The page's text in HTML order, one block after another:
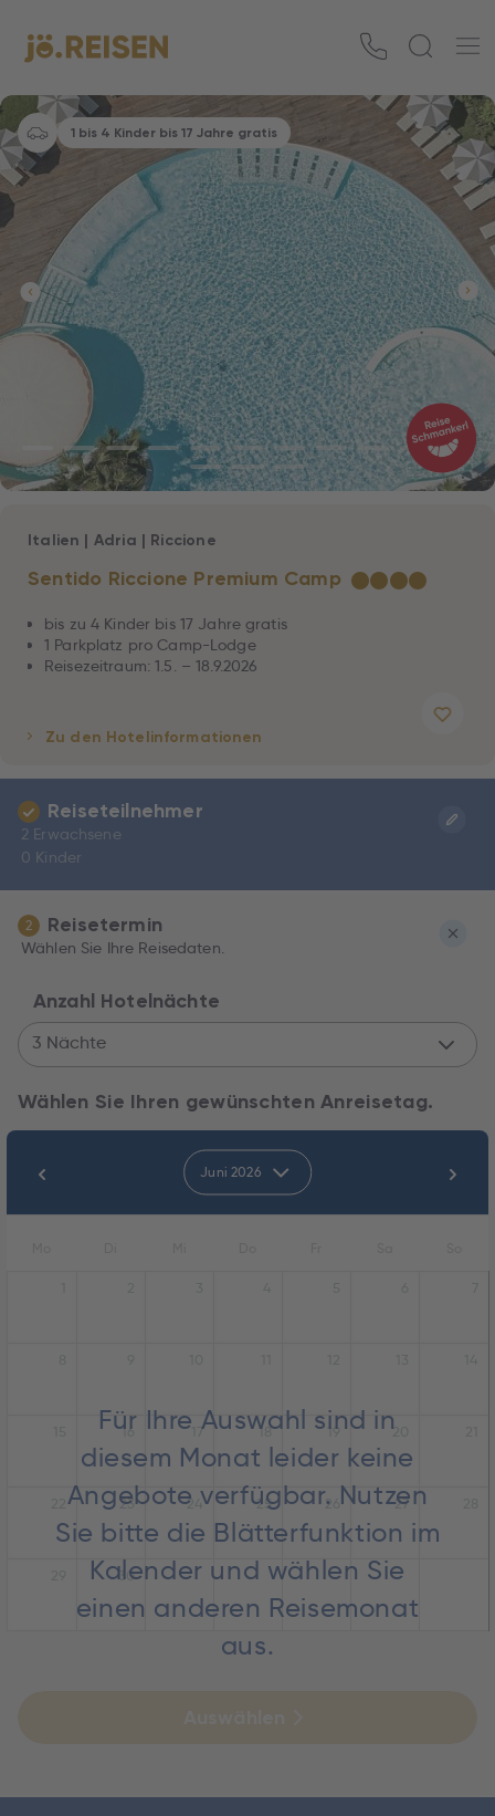
1 bis 4 Kinder bis 17 Jahre gratis
Sentido Riccione Premium Camp ★★★★
Italien | Adria | Riccione
bis zu 4 Kinder bis 17 Jahre gratis
1 Parkplatz pro Camp-Lodge
Reisezeitraum: 1.5. – 18.9.2026
Zu den Hotelinformationen
Reiseteilnehmer
2 Erwachsene
0 Kinder
2 Reisetermin
Wählen Sie Ihre Reisedaten.
Anzahl Hotelnächte
3 Nächte
Wählen Sie Ihren gewünschten Anreisetag.
Juni 2026
Für Ihre Auswahl sind in
diesem Monat leider keine
Angebote verfügbar. Nutzen
Sie bitte die Blätterfunktion im
Kalender und wählen Sie
einen anderen Reisemonat
aus.
16 17 18 19 20
23 24 25 26 27
30